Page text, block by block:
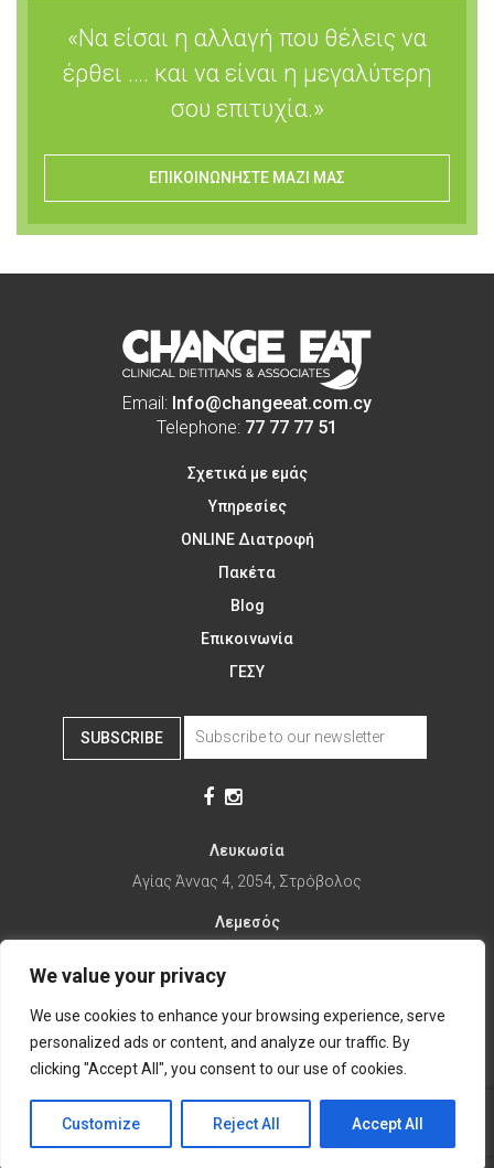
We value your privacy
We use cookies to enhance your browsing experience, serve
personalized ads or content, and analyze our traffic. By
clicking "Accept All", you consent to our use of cookies.
Customize Reject All Accept All
«Να είσαι η αλλαγή που θέλεις να
έρθει …. και να είναι η μεγαλύτερη
σου επιτυχία.»
ΕΠΙΚΟΙΝΩΝΗΣΤΕ ΜΑΖΙ ΜΑΣ
Email: Info@changeeat.com.cy
Telephone: 77 77 77 51
Σχετικά με εμάς
Υπηρεσίες
ONLINE Διατροφή
Πακέτα
Blog
Επικοινωνία
ΓΕΣΥ
SUBSCRIBE
Λευκωσία
Αγίας Άννας 4, 2054, Στρόβολος
Λεμεσός
1ης Απριλίου 67, 5281
it's time to Change Eat